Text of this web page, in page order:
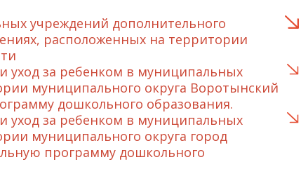
учреждений дополнительного
расположенных на территории
уход за ребенком в муниципальных
муниципального округа Воротынский
дошкольного образования.
уход за ребенком в муниципальных
муниципального округа город
программу дошкольного